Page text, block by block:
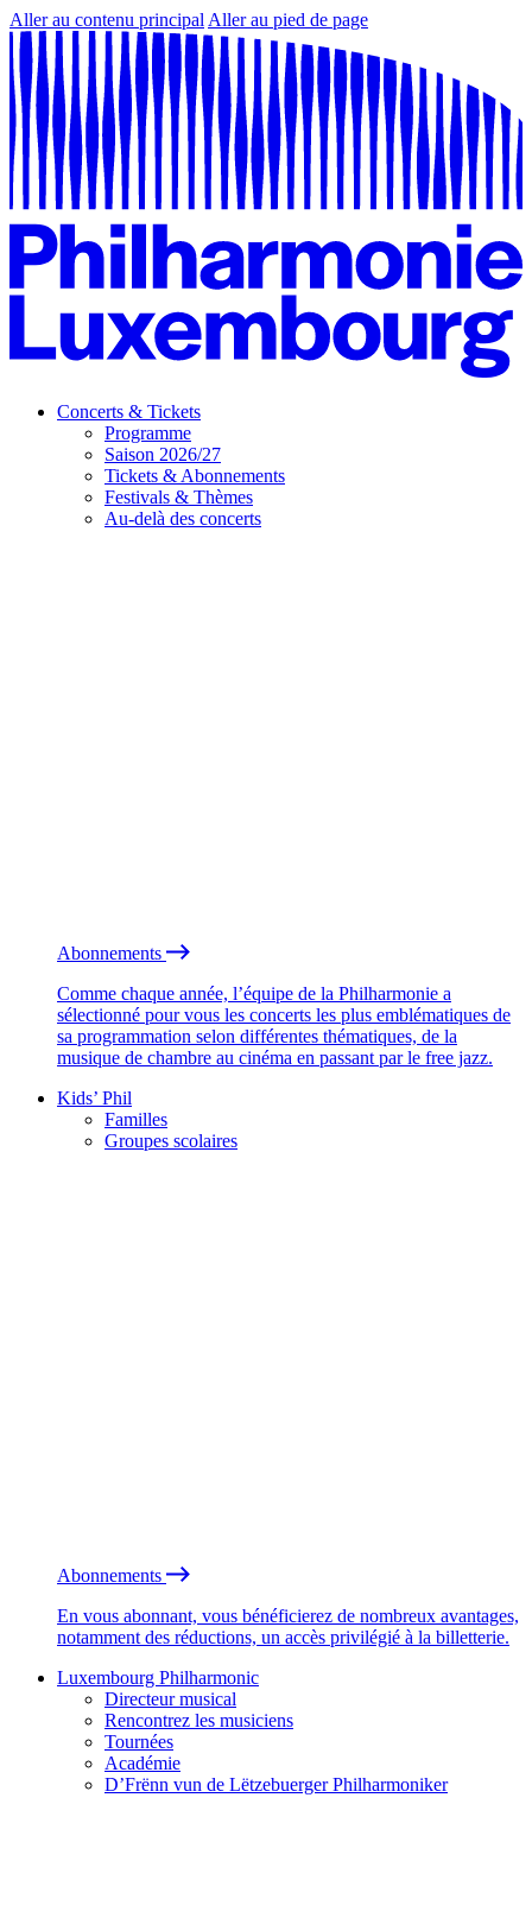
Aller au contenu principal Aller au pied de page
Concerts & Tickets
Programme
Saison 2026/27
Tickets & Abonnements
Festivals & Thèmes
Au-delà des concerts
Abonnements
Comme chaque année, l’équipe de la Philharmonie a
sélectionné pour vous les concerts les plus emblématiques de
sa programmation selon différentes thématiques, de la
musique de chambre au cinéma en passant par le free jazz.
Kids’ Phil
Familles
Groupes scolaires
Abonnements
En vous abonnant, vous bénéficierez de nombreux avantages,
notamment des réductions, un accès privilégié à la billetterie.
Luxembourg Philharmonic
Directeur musical
Rencontrez les musiciens
Tournées
Académie
D’Frënn vun de Lëtzebuerger Philharmoniker